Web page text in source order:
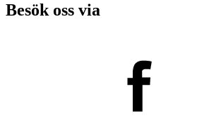
Besök oss via